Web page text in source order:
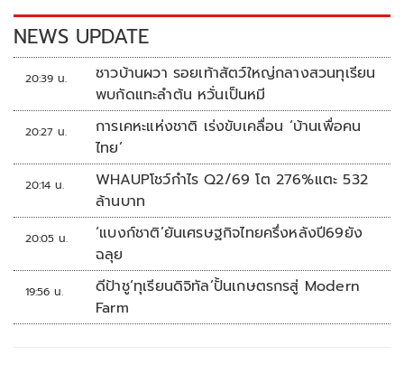
k k
NEWS UPDATE
20:39 น.
ชาวบ้านผวา รอยเท้าสัตว์ใหญ่กลางสวนทุเรียน
พบกัดแทะลำต้น หวั่นเป็นหมี
20:27 น.
การเคหะแห่งชาติ เร่งขับเคลื่อน ‘บ้านเพื่อคน
ไทย’
20:14 น.
WHAUPโชว์กำไร Q2/69 โต 276%แตะ 532
ล้านบาท
20:05 น.
‘แบงก์ชาติ’ยันเศรษฐกิจไทยครึ่งหลังปี69ยัง
ฉลุย
19:56 น.
ดีป้าชู‘ทุเรียนดิจิทัล’ปั้นเกษตรกรสู่ Modern
Farm